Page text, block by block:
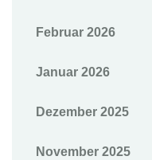
Februar 2026
Januar 2026
Dezember 2025
November 2025